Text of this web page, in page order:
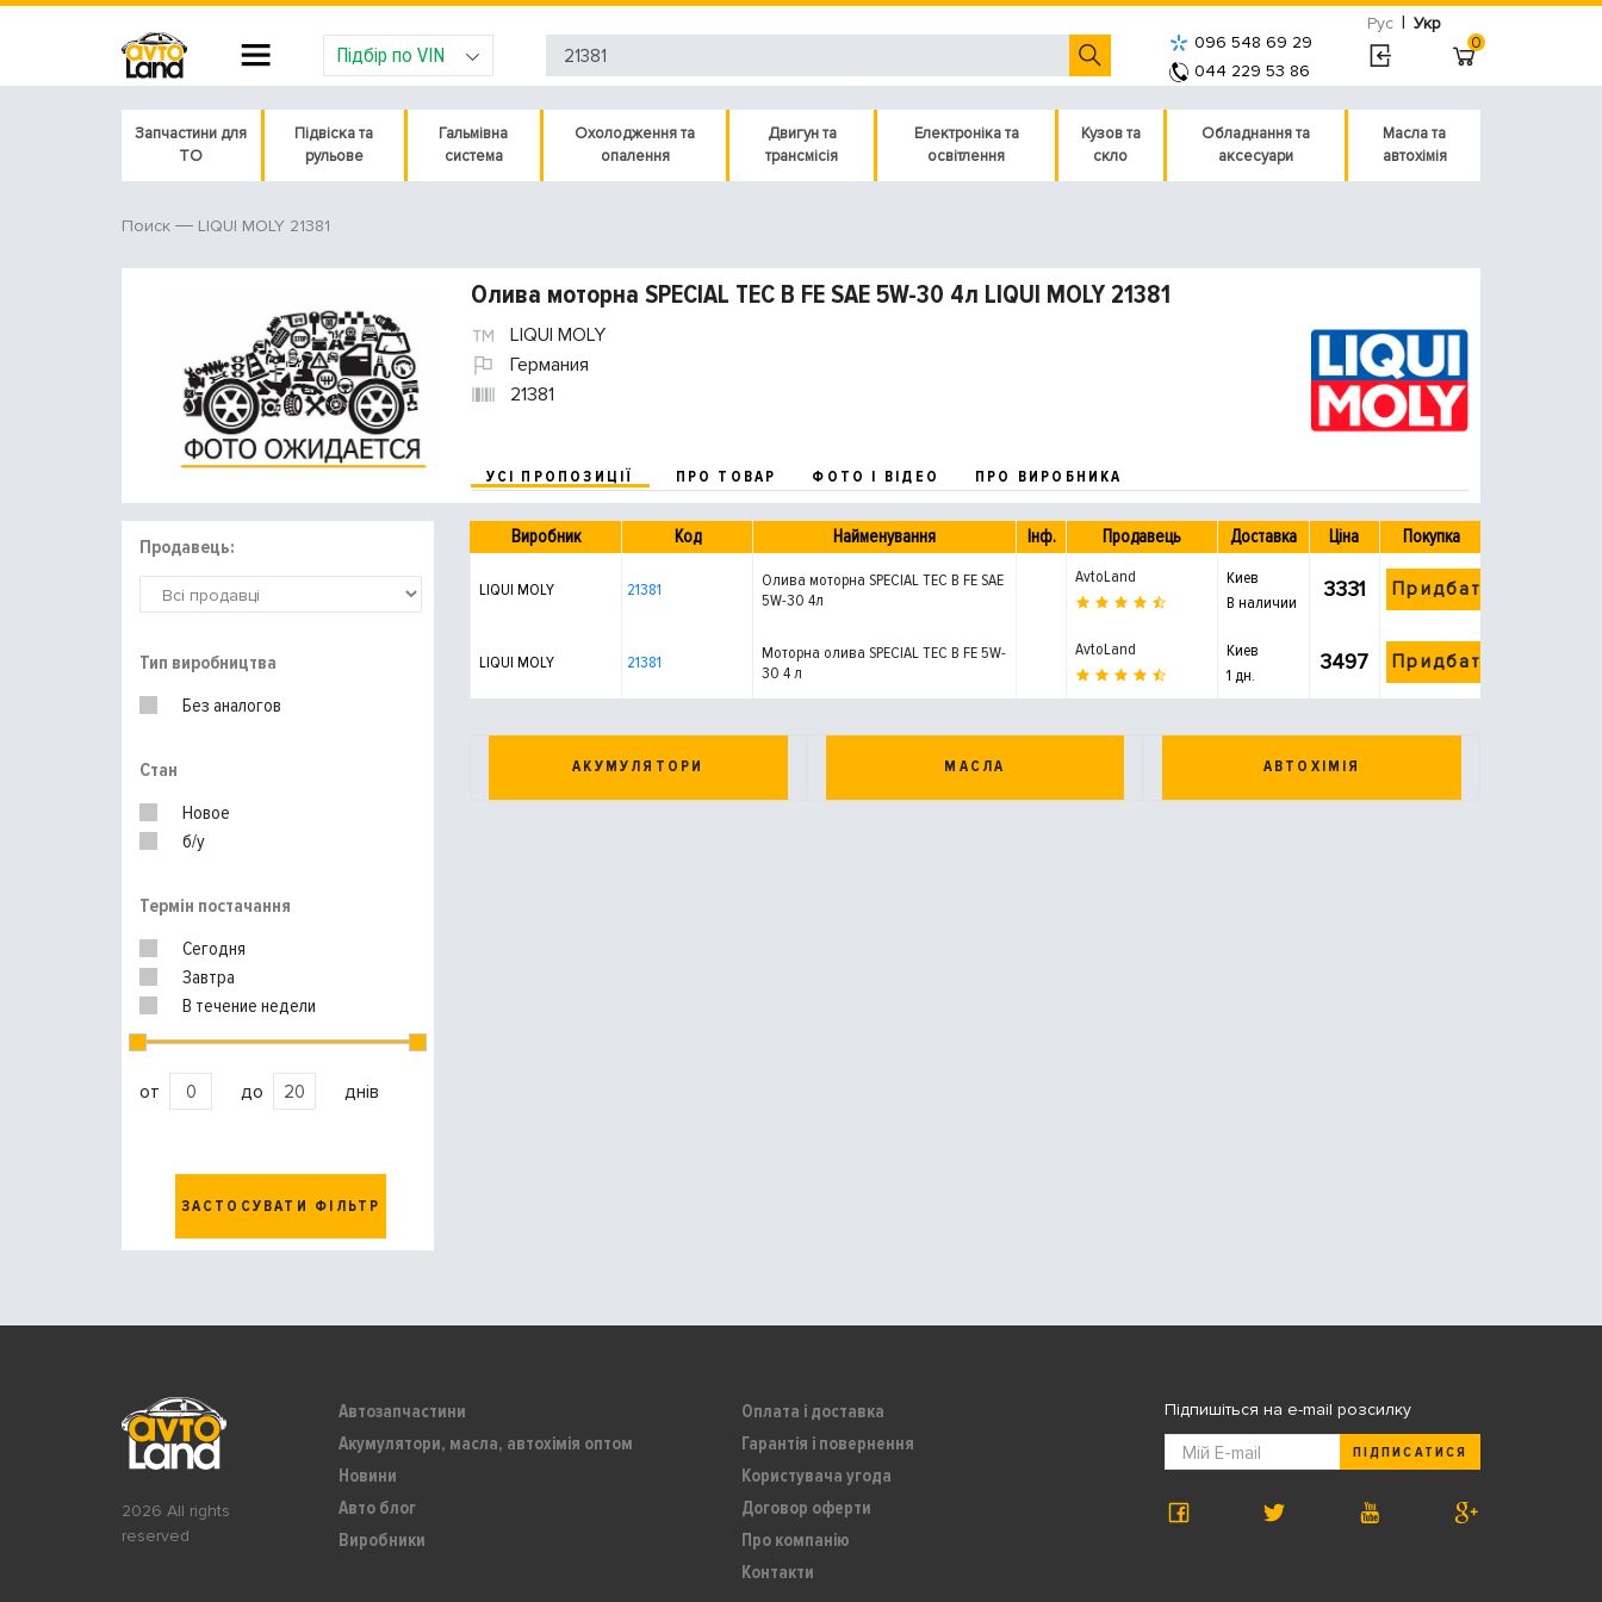
Рус | Укр
Підбір по VIN
096 548 69 29
044 229 53 86
0
Запчастини для
ТО
Підвіска та
рульове
Гальмівна
система
Охолодження та
опалення
Двигун та
трансмісія
Електроніка та
освітлення
Кузов та
скло
Обладнання та
аксесуари
Масла та
автохімія
Поиск LIQUI MOLY 21381
Олива моторна SPECIAL TEC B FE SAE 5W-30 4л LIQUI MOLY 21381
LIQUI MOLY
Германия
21381
УСІ ПРОПОЗИЦІЇ ПРО ТОВАР ФОТО І ВІДЕО ПРО ВИРОБНИКА
Продавець:
Тип виробництва
Без аналогов
Стан
Новое
б/у
Термін постачання
Сегодня
Завтра
В течение недели
от до днів
ЗАСТОСУВАТИ ФІЛЬТР
Виробник Код Найменування Інф. Продавець Доставка Ціна Покупка
LIQUI MOLY 21381
Олива моторна SPECIAL TEC B FE SAE
5W-30 4л
AvtoLand
Киев
В наличии
3331 Придбати
LIQUI MOLY 21381
Моторна олива SPECIAL TEC B FE 5W-
30 4 л
AvtoLand
Киев
1 дн.
3497 Придбати
АКУМУЛЯТОРИ МАСЛА АВТОХІМІЯ
2026 All rights
reserved
Автозапчастини
Акумулятори, масла, автохімія оптом
Новини
Авто блог
Виробники
Оплата і доставка
Гарантія і повернення
Користувача угода
Договор оферти
Про компанію
Контакти
Підпишіться на e-mail розсилку
ПІДПИСАТИСЯ